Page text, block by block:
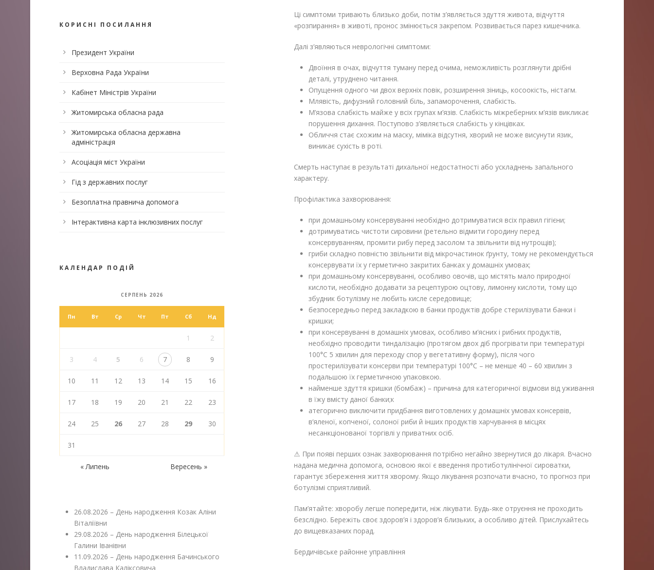
Ці симптоми тривають близько доби, потім з’являється здуття живота, відчуття
«розпирання» в животі, пронос змінюється закрепом. Розвивається парез кишечника.
Далі з’являються неврологічні симптоми:
Двоїння в очах, відчуття туману перед очима, неможливість розглянути дрібні
деталі, утруднено читання.
Опущення одного чи двох верхніх повік, розширення зіниць, косоокість, ністагм.
Млявість, дифузний головний біль, запаморочення, слабкість.
М’язова слабкість майже у всіх групах м’язів. Слабкість міжреберних м’язів викликає
порушення дихання. Поступово з’являється слабкість у кінцівках.
Обличчя стає схожим на маску, міміка відсутня, хворий не може висунути язик,
виникає сухість в роті.
Смерть наступає в результаті дихальної недостатності або ускладнень запального
характеру.
Профілактика захворювання:
при домашньому консервуванні необхідно дотримуватися всіх правил гігієни;
дотримуватись чистоти сировини (ретельно відмити городину перед
консервуванням, промити рибу перед засолом та звільнити від нутрощів);
гриби складно повністю звільнити від мікрочастинок ґрунту, тому не рекомендується
консервувати їх у герметично закритих банках у домашніх умовах;
при домашньому консервуванні, особливо овочів, що містять мало природної
кислоти, необхідно додавати за рецептурою оцтову, лимонну кислоти, тому що
збудник ботулізму не любить кисле середовище;
безпосередньо перед закладкою в банки продуктів добре стерилізувати банки і
кришки;
при консервуванні в домашніх умовах, особливо м’ясних і рибних продуктів,
необхідно проводити тиндалізацію (протягом двох діб прогрівати при температурі
100°С 5 хвилин для переходу спор у вегетативну форму), після чого
простерилізувати консерви при температурі 100°С – не менше 40 – 60 хвилин з
подальшою їх герметичною упаковкою.
найменше здуття кришки (бомбаж) – причина для категоричної відмови від уживання
в їжу вмісту даної банки;к
атегорично виключити придбання виготовлених у домашніх умовах консервів,
в’яленої, копченої, солоної риби й інших продуктів харчування в місцях
несанкціонованої торгівлі у приватних осіб.
⚠ При появі перших ознак захворювання потрібно негайно звернутися до лікаря. Вчасно
надана медична допомога, основою якої є введення протиботулінічної сироватки,
гарантує збереження життя хворому. Якщо лікування розпочати вчасно, то прогноз при
ботулізмі сприятливий.
Пам’ятайте: хворобу легше попередити, ніж лікувати. Будь-яке отруєння не проходить
безслідно. Бережіть своє здоров’я і здоров’я близьких, а особливо дітей. Прислухайтесь
до вищевказаних порад.
Бердичівське районне управління
КОРИСНІ ПОСИЛАННЯ
Президент України
Верховна Рада України
Кабінет Міністрів України
Житомирська обласна рада
Житомирська обласна державна
адміністрація
Асоціація міст України
Гід з державних послуг
Безоплатна правнича допомога
Інтерактивна карта інклюзивних послуг
КАЛЕНДАР ПОДІЙ
СЕРПЕНЬ 2026
Пн Вт Ср Чт Пт Сб Нд
1 2
3 4 5 6 7 8 9
10 11 12 13 14 15 16
17 18 19 20 21 22 23
24 25 26 27 28 29 30
31
« Липень Вересень »
26.08.2026 – День народження Козак Аліни
Віталіївни
29.08.2026 – День народження Білецької
Галини Іванівни
11.09.2026 – День народження Бачинського
Владислава Каліксовича